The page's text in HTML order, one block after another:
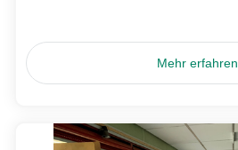
Mehr erfahren